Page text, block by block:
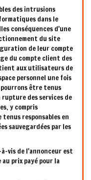
des intrusions
dans le
conséquences d'une
du site
de leur compte
du compte client des
aux utilisateurs de
personnel une fois
être tenus
des services de
y compris
responsables en
sauvegardées par les
vis de l'annonceur est
prix payé pour la